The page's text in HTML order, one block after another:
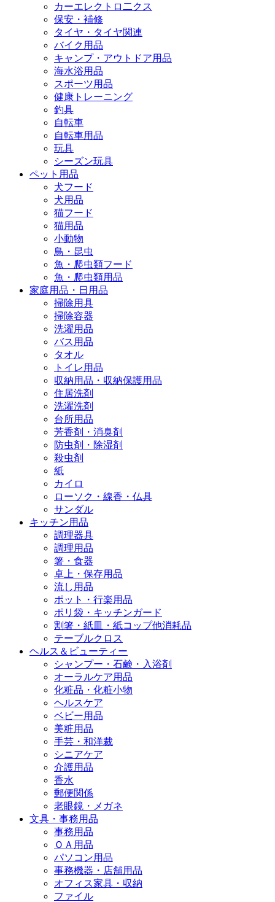
カーエレクトロ二クス
保安・補修
タイヤ・タイヤ関連
バイク用品
キャンプ・アウトドア用品
海水浴用品
スポーツ用品
健康トレーニング
釣具
自転車
自転車用品
玩具
シーズン玩具
ペット用品
犬フード
犬用品
猫フード
猫用品
小動物
鳥・昆虫
魚・爬虫類フード
魚・爬虫類用品
家庭用品・日用品
掃除用具
掃除容器
洗濯用品
バス用品
タオル
トイレ用品
収納用品・収納保護用品
住居洗剤
洗濯洗剤
台所用品
芳香剤・消臭剤
防虫剤・除湿剤
殺虫剤
紙
カイロ
ローソク・線香・仏具
サンダル
キッチン用品
調理器具
調理用品
箸・食器
卓上・保存用品
流し用品
ポット・行楽用品
ポリ袋・キッチンガード
割箸・紙皿・紙コップ他消耗品
テーブルクロス
ヘルス＆ビューティー
シャンプー・石鹸・入浴剤
オーラルケア用品
化粧品・化粧小物
ヘルスケア
ベビー用品
美粧用品
手芸・和洋裁
シニアケア
介護用品
香水
郵便関係
老眼鏡・メガネ
文具・事務用品
事務用品
ＯＡ用品
パソコン用品
事務機器・店舗用品
オフィス家具・収納
ファイル